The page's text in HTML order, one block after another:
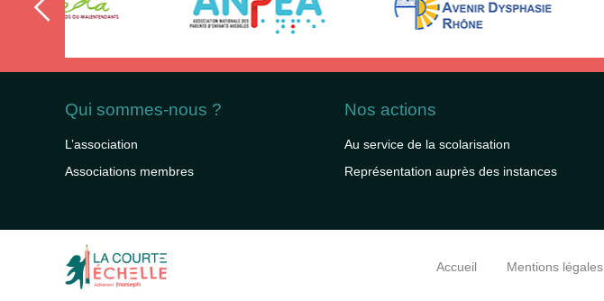
Qui sommes-nous ?
L’association
Associations membres
Nos actions
Au service de la scolarisation
Représentation auprès des instances
Accueil Mentions légales